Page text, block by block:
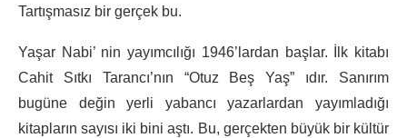
Tartışmasız bir gerçek bu.
Yaşar Nabi’ nin yayımcılığı 1946’lardan başlar. İlk kitabı
Cahit Sıtkı Tarancı’nın “Otuz Beş Yaş” ıdır. Sanırım
bugüne değin yerli yabancı yazarlardan yayımladığı
kitapların sayısı iki bini aştı. Bu, gerçekten büyük bir kültür